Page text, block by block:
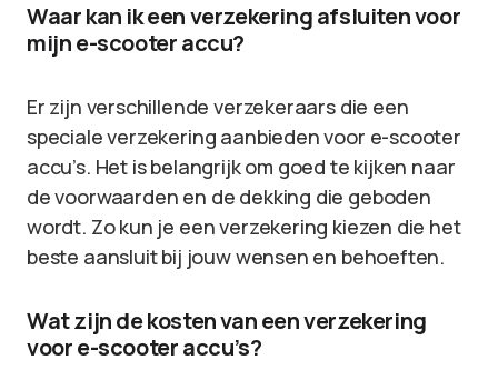
Waar kan ik een verzekering afsluiten voor
mijn e-scooter accu?
Er zijn verschillende verzekeraars die een
speciale verzekering aanbieden voor e-scooter
accu’s. Het is belangrijk om goed te kijken naar
de voorwaarden en de dekking die geboden
wordt. Zo kun je een verzekering kiezen die het
beste aansluit bij jouw wensen en behoeften.
Wat zijn de kosten van een verzekering
voor e-scooter accu’s?